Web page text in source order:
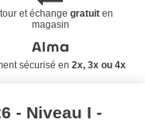
et échangegratuit en
magasin
sécurisé en 2x, 3x ou 4x
- Niveau I -